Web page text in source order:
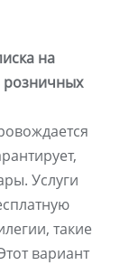
на
розничных
Услуги
такие
вариант